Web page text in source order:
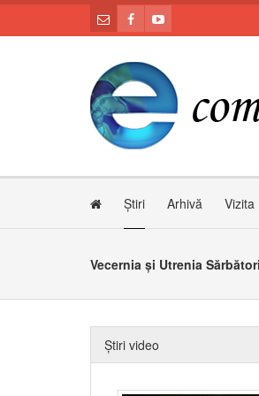
Știri Arhivă Vizita
Vecernia și Utrenia
Știri video